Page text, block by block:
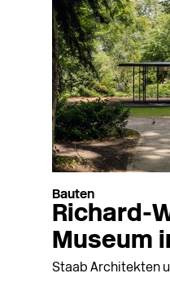
Bauten
Richard-
Museum
Staab Architekten